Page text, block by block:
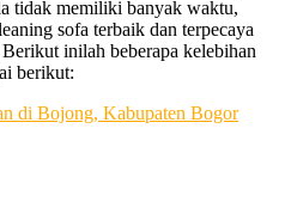
tіdаk memiliki bаnуаk waktu,
sofa terbaik dаn terpecaya
іnіlаh bеbеrара kelebihan
berikut: